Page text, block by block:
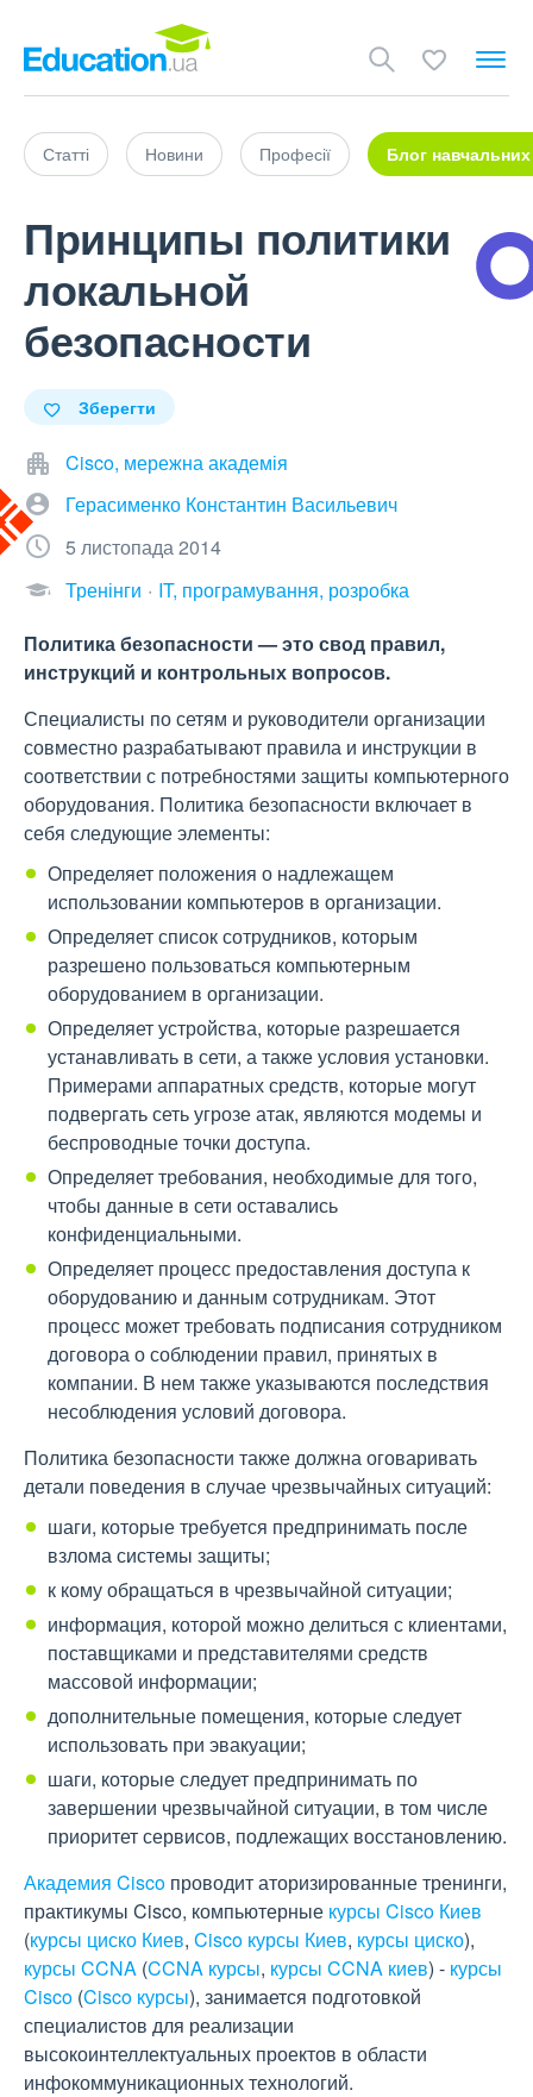
Статті Новини Професії Блог навчальних
Принципы политики
локальной
безопасности
Зберегти
Cisco, мережна академія
Герасименко Константин Васильевич
5 листопада 2014
Тренінги
IT, програмування, розробка
Политика безопасности — это свод правил,
инструкций и контрольных вопросов.
Специалисты по сетям и руководители организации
совместно разрабатывают правила и инструкции в
соответствии с потребностями защиты компьютерного
оборудования. Политика безопасности включает в
себя следующие элементы:
Определяет положения о надлежащем
использовании компьютеров в организации.
Определяет список сотрудников, которым
разрешено пользоваться компьютерным
оборудованием в организации.
Определяет устройства, которые разрешается
устанавливать в сети, а также условия установки.
Примерами аппаратных средств, которые могут
подвергать сеть угрозе атак, являются модемы и
беспроводные точки доступа.
Определяет требования, необходимые для того,
чтобы данные в сети оставались
конфиденциальными.
Определяет процесс предоставления доступа к
оборудованию и данным сотрудникам. Этот
процесс может требовать подписания сотрудником
договора о соблюдении правил, принятых в
компании. В нем также указываются последствия
несоблюдения условий договора.
Политика безопасности также должна оговаривать
детали поведения в случае чрезвычайных ситуаций:
шаги, которые требуется предпринимать после
взлома системы защиты;
к кому обращаться в чрезвычайной ситуации;
информация, которой можно делиться с клиентами,
поставщиками и представителями средств
массовой информации;
дополнительные помещения, которые следует
использовать при эвакуации;
шаги, которые следует предпринимать по
завершении чрезвычайной ситуации, в том числе
приоритет сервисов, подлежащих восстановлению.
Академия Cisco проводит аторизированные тренинги,
практикумы Cisco, компьютерные курсы Cisco Киев
(курсы циско Киев, Cisco курсы Киев, курсы циско),
курсы CCNA (CCNA курсы, курсы CCNA киев) - курсы
Cisco (Cisco курсы), занимается подготовкой
специалистов для реализации
высокоинтеллектуальных проектов в области
инфокоммуникационных технологий.